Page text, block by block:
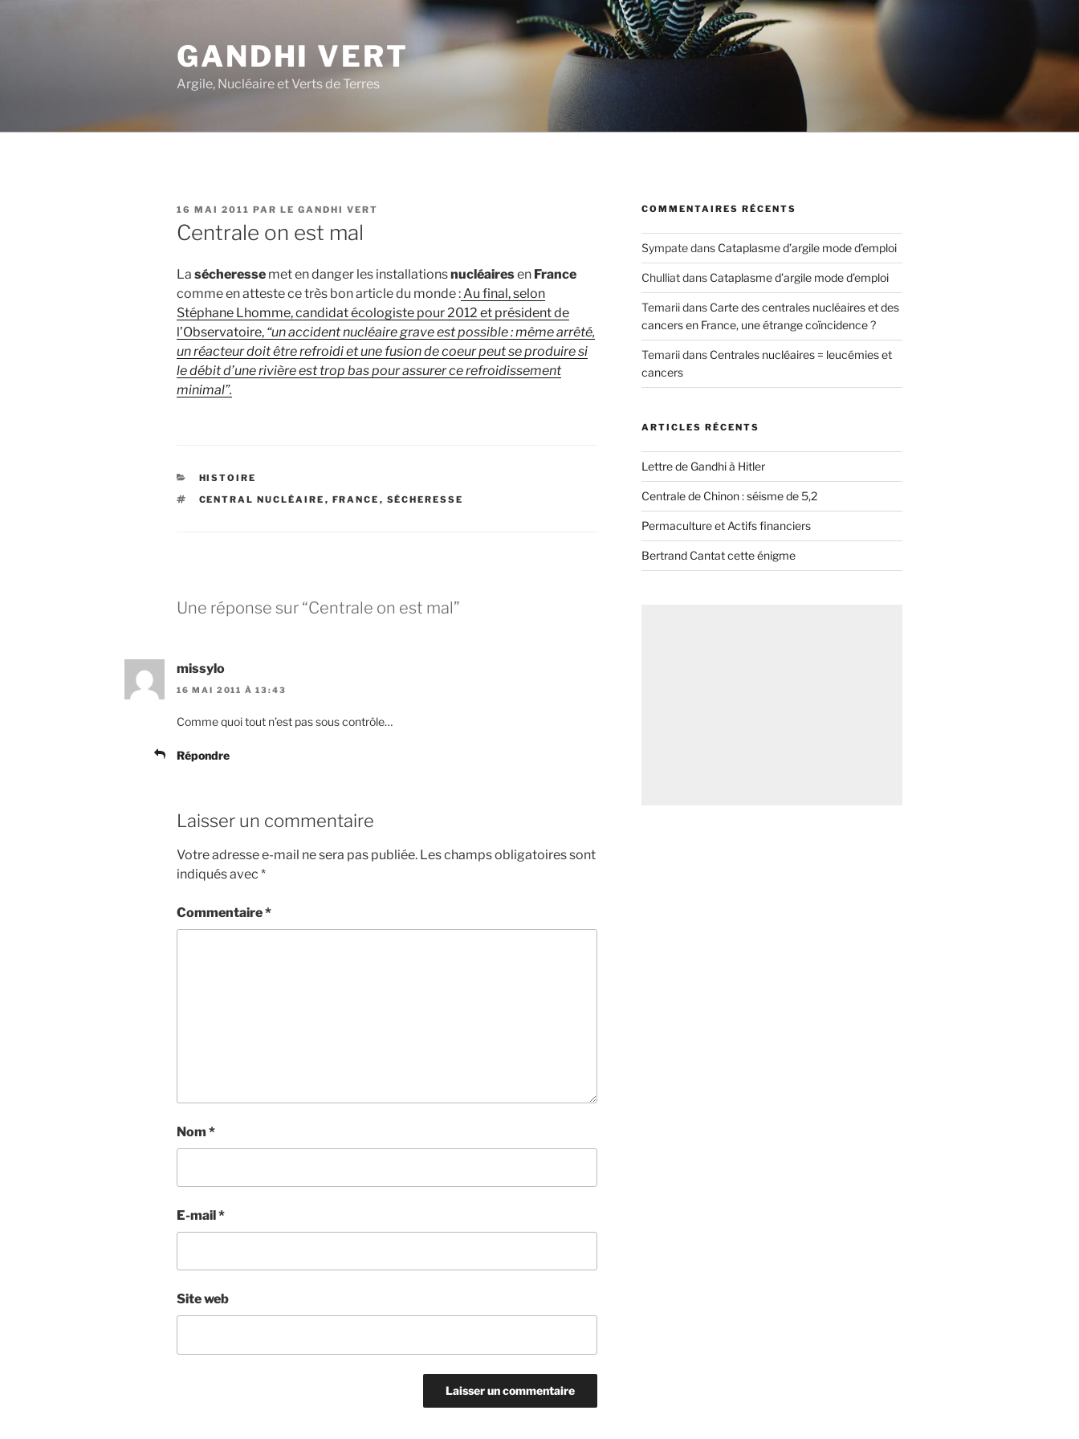
GANDHI VERT
Argile, Nucléaire et Verts de Terres
PUBLIÉ
LE
16 MAI 2011 PAR LE GANDHI VERT
Centrale on est mal
La sécheresse met en danger les installationsnucléairesen France
comme en atteste ce très bon article du monde :Au final, selon
Stéphane Lhomme, candidat écologiste pour 2012 et président de
l’Observatoire, “un accident nucléaire grave est possible : même arrêté,
un réacteur doit être refroidi et une fusion de coeur peut se produire si
le débit d’une rivière est trop bas pour assurer ce refroidissement
minimal”.
CATÉGORIES
HISTOIRE
ÉTIQUETTES
CENTRAL NUCLÉAIRE , FRANCE , SÉCHERESSE
Une réponse sur “Centrale on est mal”
missylo
16 MAI 2011 À 13:43
Comme quoi tout n’est pas sous contrôle…
Répondre
Laisser un commentaire
Votre adresse e-mail ne sera pas publiée. Les champs obligatoires sont
indiqués avec *
Commentaire*
Nom *
E-mail*
Site web
COMMENTAIRES RÉCENTS
Sympatedans Cataplasme d’argile mode d’emploi
Chulliatdans Cataplasme d’argile mode d’emploi
Temariidans Carte des centrales nucléaires et des
cancers en France, une étrange coïncidence ?
Temariidans Centrales nucléaires = leucémies et
cancers
ARTICLES RÉCENTS
Lettre de Gandhi à Hitler
Centrale de Chinon : séisme de 5,2
Permaculture et Actifs financiers
Bertrand Cantat cette énigme